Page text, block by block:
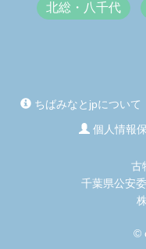
北総・八千代
ちばみなとjpについて
個人情報
古
千葉県公安
©